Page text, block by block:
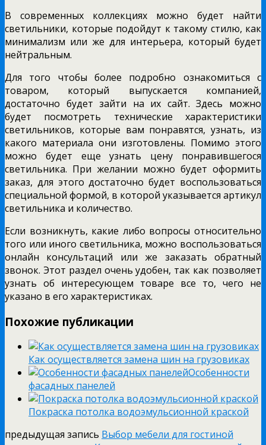
В современных коллекциях можно будет найти
светильники, которые подойдут к такому стилю, как
минимализм или же для интерьера, который будет
нейтральным.
Для того чтобы более подробно ознакомиться с
товаром, который выпускается компанией,
достаточно будет зайти на их сайт. Здесь можно
будет посмотреть технические характеристики
светильников, которые вам понравятся, узнать, из
какого материала они изготовлены. Помимо этого
можно будет еще узнать цену понравившегося
светильника. При желании можно будет оформить
заказ, для этого достаточно будет воспользоваться
специальной формой, в которой указывается артикул
светильника и количество.
Если возникнуть, какие либо вопросы относительно
того или иного светильника, можно воспользоваться
онлайн консультаций или же заказать обратный
звонок. Этот раздел очень удобен, так как позволяет
узнать об интересующем товаре все то, чего не
указано в его характеристиках.
Похожие публикации
Как осуществляется замена шин на грузовиках
Особенности
фасадных панелей
Покраска потолка водоэмульсионной краской
предыдущая запись Выбор мебели для гостиной